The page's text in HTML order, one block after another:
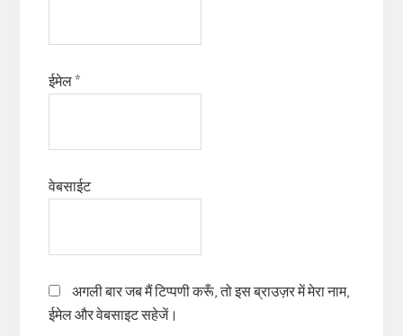
ईमेल *
वेबसाईट
अगली बार जब मैं टिप्पणी करूँ, तो इस ब्राउज़र में मेरा नाम,
ईमेल और वेबसाइट सहेजें।